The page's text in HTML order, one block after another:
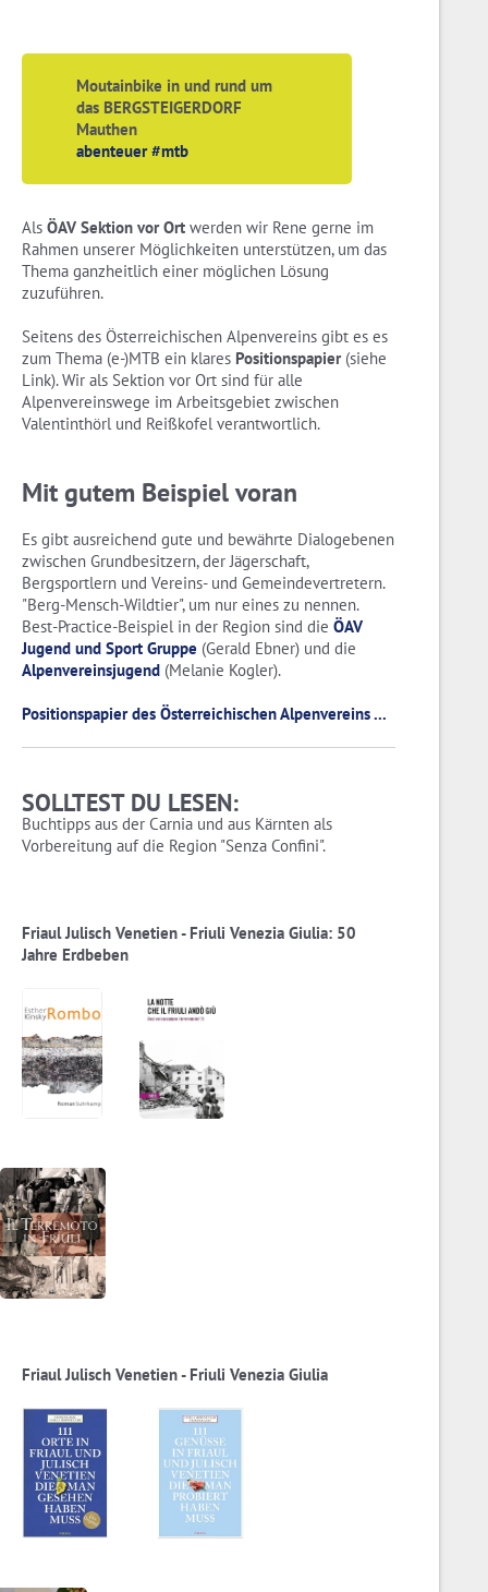
Moutainbike in und rund um
das BERGSTEIGERDORF
Mauthen
abenteuer #mtb
Als ÖAV Sektion vor Ort werden wir Rene gerne im
Rahmen unserer Möglichkeiten unterstützen, um das
Thema ganzheitlich einer möglichen Lösung
zuzuführen.
Seitens des Österreichischen Alpenvereins gibt es es
zum Thema (e-)MTB ein klares Positionspapier(siehe
Link). Wir als Sektion vor Ort sind für alle
Alpenvereinswege im Arbeitsgebiet zwischen
Valentinthörl und Reißkofel verantwortlich.
Mit gutem Beispiel voran
Es gibt ausreichend gute und bewährte Dialogebenen
zwischen Grundbesitzern, der Jägerschaft,
Bergsportlern und Vereins- und Gemeindevertretern.
"Berg-Mensch-Wildtier", um nur eines zu nennen.
Best-Practice-Beispiel in der Region sind die ÖAV
Jugend und Sport Gruppe (Gerald Ebner) und die
Alpenvereinsjugend (Melanie Kogler).
Positionspapier des Österreichischen Alpenvereins ...
SOLLTEST DU LESEN:
Buchtipps aus der Carnia und aus Kärnten als
Vorbereitung auf die Region "Senza Confini".
Friaul Julisch Venetien - Friuli Venezia Giulia: 50
Jahre Erdbeben
Friaul Julisch Venetien - Friuli Venezia Giulia